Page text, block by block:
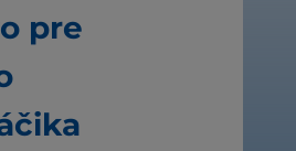
pre